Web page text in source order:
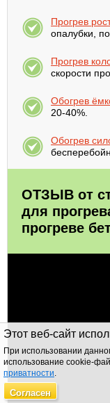
Этот веб-сайт
При использовании
использование cookie-
приватности.
Согласен
Прогрев
опалубки,
Прогрев
скорости
Обогрев
20-40%.
Обогрев
ОТЗЫВ от
для
прогреве